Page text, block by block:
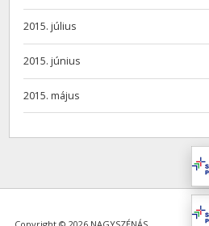
2015. július
2015. június
2015. május